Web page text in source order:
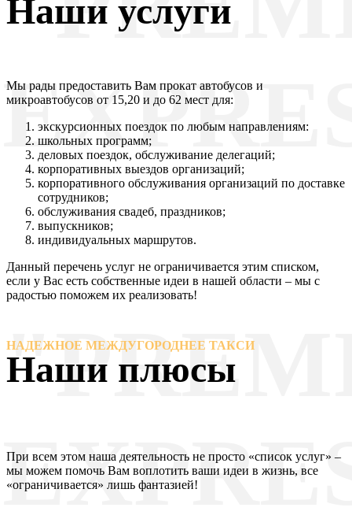
Наши услуги
Мы рады предоставить Вам прокат автобусов и
микроавтобусов от 15,20 и до 62 мест для:
экскурсионных поездок по любым направлениям:
школьных программ;
деловых поездок, обслуживание делегаций;
корпоративных выездов организаций;
корпоративного обслуживания организаций по доставке
сотрудников;
обслуживания свадеб, праздников;
выпускников;
индивидуальных маршрутов.
Данный перечень услуг не ограничивается этим списком,
если у Вас есть собственные идеи в нашей области – мы с
радостью поможем их реализовать!
НАДЕЖНОЕ МЕЖДУГОРОДНЕЕ ТАКСИ
Наши плюсы
При всем этом наша деятельность не просто «список услуг» –
мы можем помочь Вам воплотить ваши идеи в жизнь, все
«ограничивается» лишь фантазией!